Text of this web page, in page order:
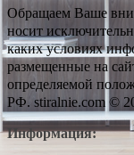
Обращаем Ваше
носит
каких условиях
размещенные на
определяемой
РФ. stiralnie.com ©
Информация: